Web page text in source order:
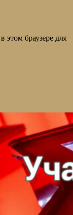
этом браузере для